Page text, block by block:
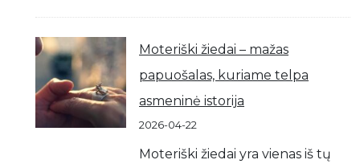
Moteriški žiedai – mažas
papuošalas, kuriame telpa
asmeninė istorija
2026-04-22
Moteriški žiedai yra vienas iš tų